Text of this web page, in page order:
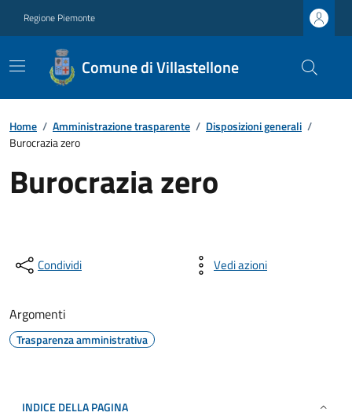
Regione Piemonte
Comune di Villastellone
Home / Amministrazione trasparente / Disposizioni generali /
Burocrazia zero
Burocrazia zero
Condividi Vedi azioni
Argomenti
Trasparenza amministrativa
INDICE DELLA PAGINA